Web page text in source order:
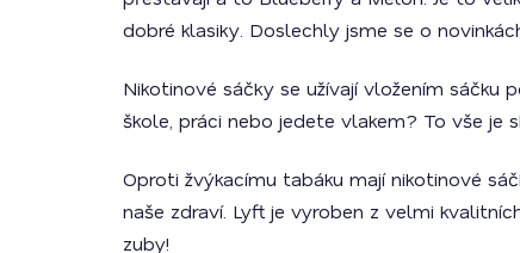
dobré klasiky. Doslechly jsme se o
Nikotinové sáčky se užívají vložením sáčku
škole, práci nebo jedete vlakem? To vše je
Oproti žvýkacímu tabáku mají nikotinové
naše zdraví. Lyft je vyroben z velmi
zuby!